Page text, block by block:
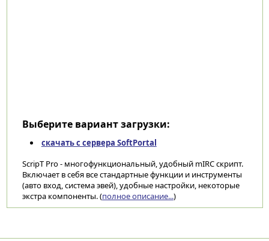
Выберите вариант загрузки:
скачать с сервера SoftPortal
ScripT Pro - многофункциональный, удобный mIRC скрипт.
Включает в себя все стандартные функции и инструменты
(авто вход, система эвей), удобные настройки, некоторые
экстра компоненты. (полное описание...)